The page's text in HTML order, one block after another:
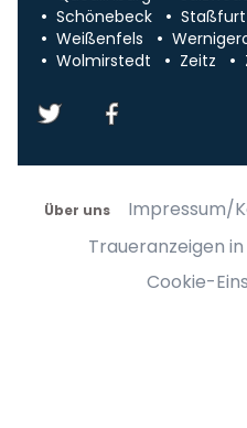
Schönebeck
Staßfurt
Weißenfels
Wolmirstedt
Zeitz
Über uns Impressum/
Traueranzeigen
Cookie-